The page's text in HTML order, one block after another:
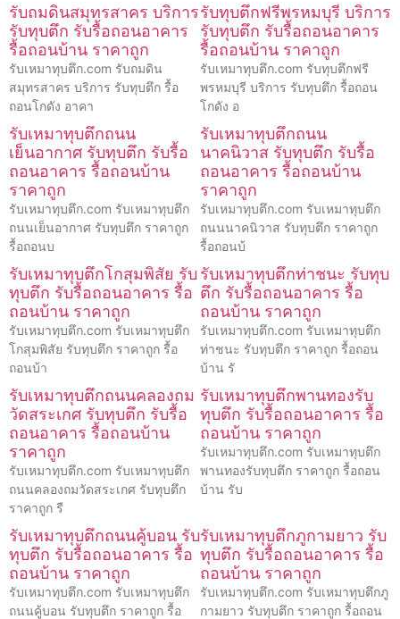
รับถมดินสมุทรสาคร บริการ
รับทุบตึก รับรื้อถอนอาคาร
รื้อถอนบ้าน ราคาถูก
รับเหมาทุบตึก.com รับถมดิน
สมุทรสาคร บริการ รับทุบตึก รื้อ
ถอนโกดัง อาคา
รับทุบตึกฟรีพรหมบุรี บริการ
รับทุบตึก รับรื้อถอนอาคาร
รื้อถอนบ้าน ราคาถูก
รับเหมาทุบตึก.com รับทุบตึกฟรี
พรหมบุรี บริการ รับทุบตึก รื้อถอน
โกดัง อ
รับเหมาทุบตึกถนน
เย็นอากาศ รับทุบตึก รับรื้อ
ถอนอาคาร รื้อถอนบ้าน
ราคาถูก
รับเหมาทุบตึก.com รับเหมาทุบตึก
ถนนเย็นอากาศ รับทุบตึก ราคาถูก
รื้อถอนบ
รับเหมาทุบตึกถนน
นาคนิวาส รับทุบตึก รับรื้อ
ถอนอาคาร รื้อถอนบ้าน
ราคาถูก
รับเหมาทุบตึก.com รับเหมาทุบตึก
ถนนนาคนิวาส รับทุบตึก ราคาถูก
รื้อถอนบ้
รับเหมาทุบตึกโกสุมพิสัย รับ
ทุบตึก รับรื้อถอนอาคาร รื้อ
ถอนบ้าน ราคาถูก
รับเหมาทุบตึก.com รับเหมาทุบตึก
โกสุมพิสัย รับทุบตึก ราคาถูก รื้อ
ถอนบ้า
รับเหมาทุบตึกท่าชนะ รับทุบ
ตึก รับรื้อถอนอาคาร รื้อ
ถอนบ้าน ราคาถูก
รับเหมาทุบตึก.com รับเหมาทุบตึก
ท่าชนะ รับทุบตึก ราคาถูก รื้อถอน
บ้าน รั
รับเหมาทุบตึกถนนคลองถม
วัดสระเกศ รับทุบตึก รับรื้อ
ถอนอาคาร รื้อถอนบ้าน
ราคาถูก
รับเหมาทุบตึก.com รับเหมาทุบตึก
ถนนคลองถมวัดสระเกศ รับทุบตึก
ราคาถูก รื
รับเหมาทุบตึกพานทองรับ
ทุบตึก รับรื้อถอนอาคาร รื้อ
ถอนบ้าน ราคาถูก
รับเหมาทุบตึก.com รับเหมาทุบตึก
พานทองรับทุบตึก ราคาถูก รื้อถอน
บ้าน รับ
รับเหมาทุบตึกถนนคู้บอน รับ
ทุบตึก รับรื้อถอนอาคาร รื้อ
ถอนบ้าน ราคาถูก
รับเหมาทุบตึก.com รับเหมาทุบตึก
ถนนคู้บอน รับทุบตึก ราคาถูก รื้อ
รับเหมาทุบตึกภูกามยาว รับ
ทุบตึก รับรื้อถอนอาคาร รื้อ
ถอนบ้าน ราคาถูก
รับเหมาทุบตึก.com รับเหมาทุบตึกภู
กามยาว รับทุบตึก ราคาถูก รื้อถอน